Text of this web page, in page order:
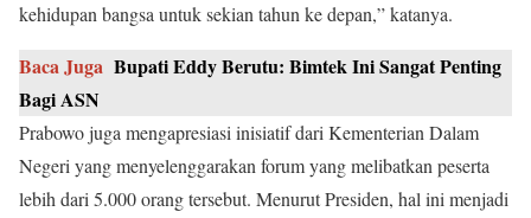
kehidupan bangsa untuk sekian tahun ke depan,” katanya.
Baca Juga Bupati Eddy Berutu: Bimtek Ini Sangat Penting
Bagi ASN
Prabowo juga mengapresiasi inisiatif dari Kementerian Dalam
Negeri yang menyelenggarakan forum yang melibatkan peserta
lebih dari 5.000 orang tersebut. Menurut Presiden, hal ini menjadi